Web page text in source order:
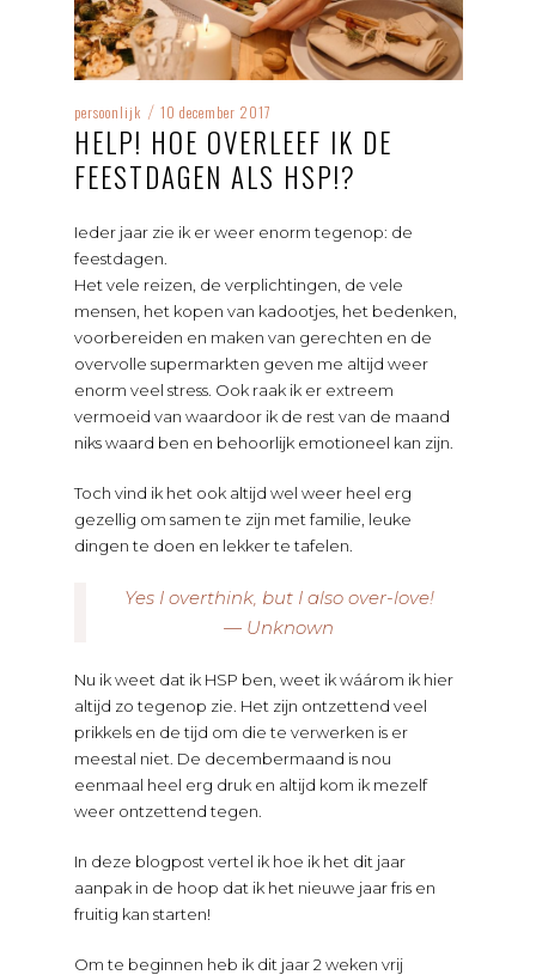
persoonlijk / 10 december 2017
HELP! HOE OVERLEEF IK DE
FEESTDAGEN ALS HSP!?
Ieder jaar zie ik er weer enorm tegenop: de
feestdagen.
Het vele reizen, de verplichtingen, de vele
mensen, het kopen van kadootjes, het bedenken,
voorbereiden en maken van gerechten en de
overvolle supermarkten geven me altijd weer
enorm veel stress. Ook raak ik er extreem
vermoeid van waardoor ik de rest van de maand
niks waard ben en behoorlijk emotioneel kan zijn.
Toch vind ik het ook altijd wel weer heel erg
gezellig om samen te zijn met familie, leuke
dingen te doen en lekker te tafelen.
Yes I overthink, but I also over-love!
— Unknown
Nu ik weet dat ik HSP ben, weet ik wáárom ik hier
altijd zo tegenop zie. Het zijn ontzettend veel
prikkels en de tijd om die te verwerken is er
meestal niet. De decembermaand is nou
eenmaal heel erg druk en altijd kom ik mezelf
weer ontzettend tegen.
In deze blogpost vertel ik hoe ik het dit jaar
aanpak in de hoop dat ik het nieuwe jaar fris en
fruitig kan starten!
Om te beginnen heb ik dit jaar 2 weken vrij